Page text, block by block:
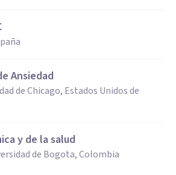
cuando nos sentimos escuchados,
profesional, seguro y cálido, estoy
Ansiedad
de Chicago, Estados Unidos de
y de la salud
de Bogota, Colombia